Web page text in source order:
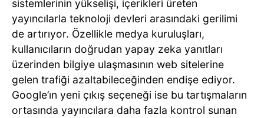
sistemlerinin yükselişi, içerikleri üreten
yayıncılarla teknoloji devleri arasındaki gerilimi
de artırıyor. Özellikle medya kuruluşları,
kullanıcıların doğrudan yapay zeka yanıtları
üzerinden bilgiye ulaşmasının web sitelerine
gelen trafiği azaltabileceğinden endişe ediyor.
Google’ın yeni çıkış seçeneği ise bu tartışmaların
ortasında yayıncılara daha fazla kontrol sunan